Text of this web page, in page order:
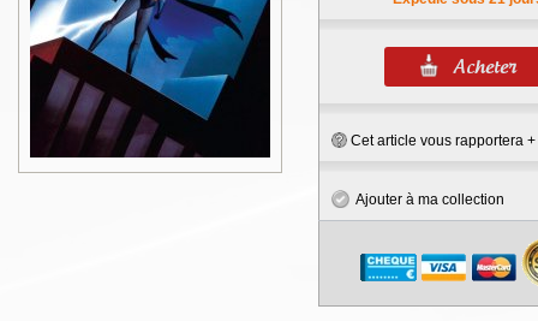
Cet article vous rapportera +
Ajouter à ma collection